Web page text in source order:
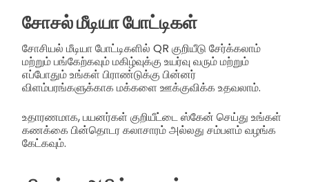
சோசல் மீடியா போட்டிகள்
சோசியல் மீடியா போட்டிகளில் QR குறியீடு சேர்க்கலாம்
மற்றும் பங்கேற்கவும் மகிழ்வுக்கு உயர்வு வரும் மற்றும்
எப்போதும் உங்கள் பிராண்டுக்கு பின்னர்
விளம்பரங்களுக்காக மக்களை ஊக்குவிக்க உதவலாம்.
உதாரணமாக, பயனர்கள் குறியீட்டை ஸ்கேன் செய்து உங்கள்
கணக்கை பின்தொடர கலாசாரம் அல்லது சம்பளம் வழங்க
கேட்கவும்.